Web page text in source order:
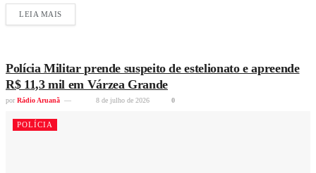
LEIA MAIS
Polícia Militar prende suspeito de estelionato e apreende
R$ 11,3 mil em Várzea Grande
por Rádio Aruanã 8 de julho de 2026 0
POLÍCIA